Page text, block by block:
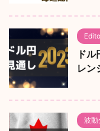
ド
レン
波動